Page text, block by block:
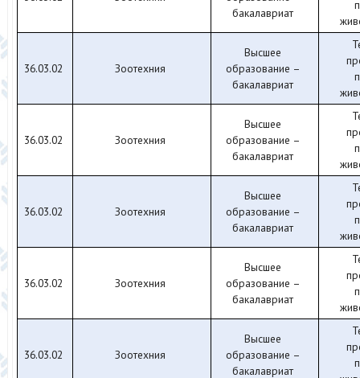
бакалавриат
36.03.02 Зоотехния
Высшее
образование –
бакалавриат
36.03.02 Зоотехния
Высшее
образование –
бакалавриат
36.03.02 Зоотехния
Высшее
образование –
бакалавриат
36.03.02 Зоотехния
Высшее
образование –
бакалавриат
36.03.02 Зоотехния
Высшее
образование –
бакалавриат